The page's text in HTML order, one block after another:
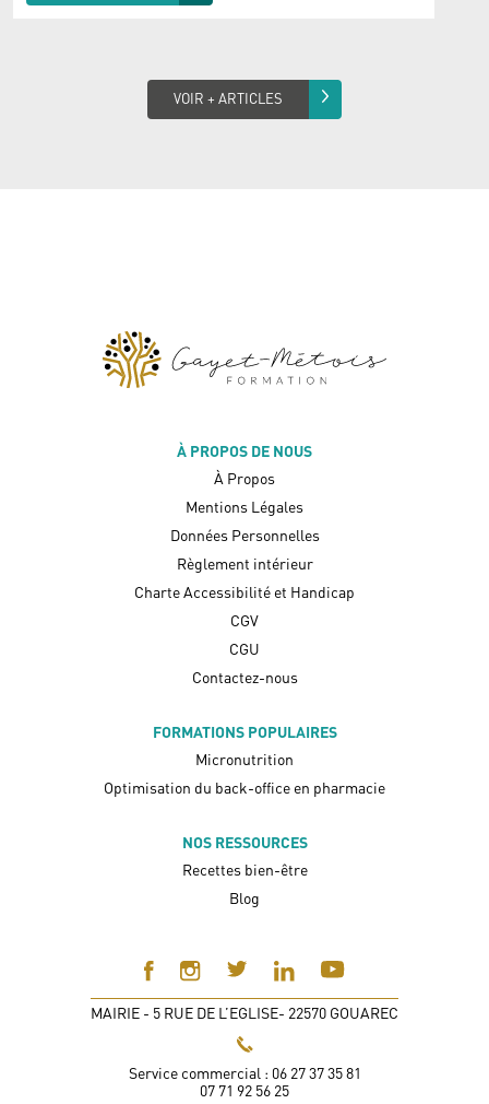
VOIR + ARTICLES
À PROPOS DE NOUS
À Propos
Mentions Légales
Données Personnelles
Règlement intérieur
Charte Accessibilité et Handicap
CGV
CGU
Contactez-nous
FORMATIONS POPULAIRES
Micronutrition
Optimisation du back-office en pharmacie
NOS RESSOURCES
Recettes bien-être
Blog
MAIRIE - 5 RUE DE L’EGLISE- 22570 GOUAREC
Service commercial : 06 27 37 35 81
07 71 92 56 25